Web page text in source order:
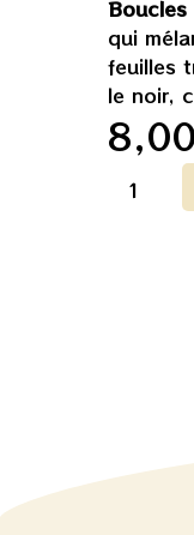
Boucles
qui
feuilles
le noir,
8,00